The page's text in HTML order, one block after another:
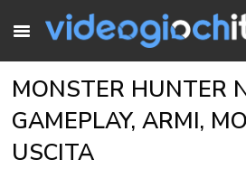
MONSTER HUNTER
GAMEPLAY, ARMI,
USCITA